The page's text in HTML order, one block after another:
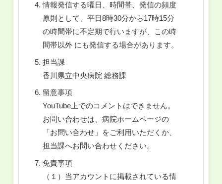
情報発信する曜日、時間帯、発信の頻度
原則として、平日8時30分から17時15分
の時間帯に不定期で行いますが、この時
間帯以外 にも発信する場合があります。
担当課
香川県立中央病院 総務課
留意事項
YouTube上でのコメントはできません。
お問い合わせは、病院ホームページの
「お問い合わせ」をご利用いただくか、
担当課へお問い合わせください。
免責事項
（１）当アカウントに掲載されている情